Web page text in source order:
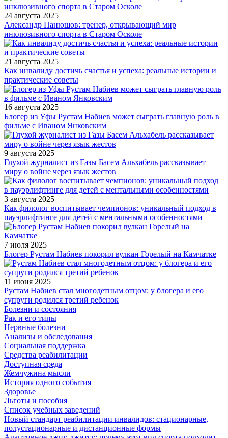
24 августа 2025
Александр Панюшов: тренер, открывающий мир
инклюзивного спорта в Старом Осколе
21 августа 2025
Как инвалиду достичь счастья и успеха: реальные истории и
практические советы
16 августа 2025
Блогер из Уфы Рустам Набиев может сыграть главную роль в
фильме с Иваном Янковским
9 августа 2025
Глухой журналист из Газы Басем Альхабель рассказывает
миру о войне через язык жестов
3 августа 2025
Как филолог воспитывает чемпионов: уникальный подход в
пауэрлифтинге для детей с ментальными особенностями
7 июля 2025
Блогер Рустам Набиев покорил вулкан Горелый на Камчатке
11 июня 2025
Рустам Набиев стал многодетным отцом: у блогера и его
супруги родился третий ребенок
Болезни и состояния
Рак и его типы
Нервные болезни
Анализы и обследования
Социальная поддержка
Средства реабилитации
Доступная среда
Жемчужина мысли
История одного события
Здоровье
Льготы и пособия
Список учебных заведений
Новый стандарт реабилитации инвалидов: стационарные,
полустационарные и дистанционные формы